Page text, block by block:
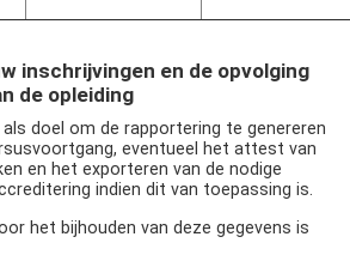
inschrijvingen en de opvolging
de opleiding
doel om de rapportering te genereren
eventueel het attest van
en het exporteren van de nodige
indien dit van toepassing is.
het bijhouden van deze gegevens is